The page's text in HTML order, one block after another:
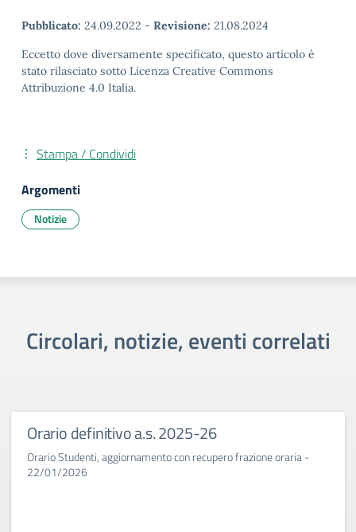
Pubblicato: 24.09.2022 - Revisione: 21.08.2024
Eccetto dove diversamente specificato, questo articolo è
stato rilasciato sotto Licenza Creative Commons
Attribuzione 4.0 Italia.
Stampa / Condividi
Argomenti
Notizie
Circolari, notizie, eventi correlati
Orario definitivo a.s. 2025-26
Orario Studenti, aggiornamento con recupero frazione oraria -
22/01/2026